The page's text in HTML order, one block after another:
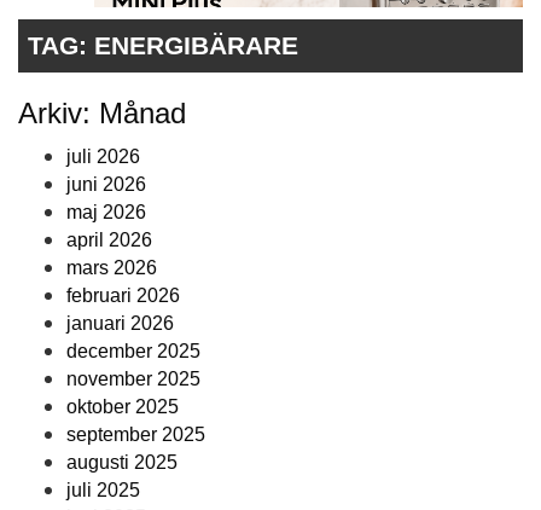
RESTAURANG
TAG: ENERGIBÄRARE
Arkiv: Månad
juli 2026
juni 2026
maj 2026
april 2026
mars 2026
februari 2026
januari 2026
december 2025
november 2025
oktober 2025
september 2025
augusti 2025
juli 2025